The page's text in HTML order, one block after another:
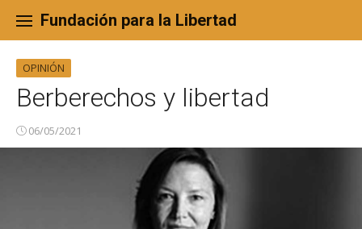
content
Fundación para la Libertad
OPINIÓN
Berberechos y libertad
06/05/2021